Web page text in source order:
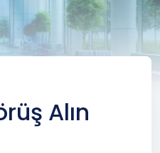
Alın